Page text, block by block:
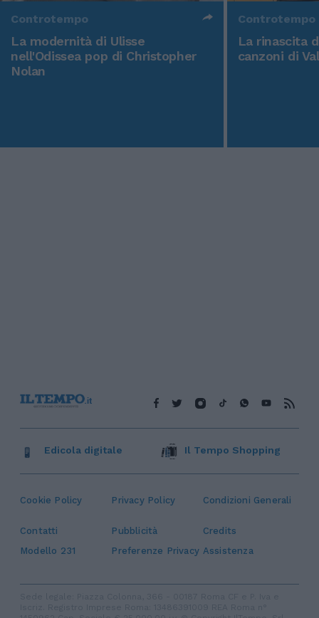
Controtempo
La modernità di Ulisse
nell'Odissea pop di Christopher
Nolan
Controtempo
La rinascita
canzoni di
Cookie Policy Privacy Policy Condizioni Generali
Contatti Pubblicità
Credits
Modello 231
Preferenze Privacy Assistenza
Edicola digitale Il Tempo Shopping